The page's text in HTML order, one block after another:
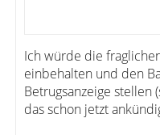
Ich würde die
einbehalten und den
Betrugsanzeige stellen
das schon jetzt